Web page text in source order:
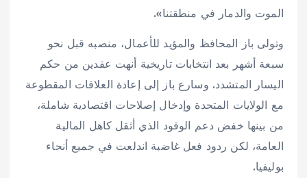
الموت والدمار في منطقتنا».
وتولى باز المحافظ والمؤيد للأعمال، منصبه قبل نحو
سبعة أشهر بعد انتخابات تاريخية أنهت عقدين من حكم
اليسار المتشدد. وسارع باز إلى إعادة العلاقات المقطوعة
مع الولايات المتحدة وإدخال إصلاحات اقتصادية شاملة،
من بينها خفض دعم الوقود الذي أثقل كاهل المالية
العامة، لكن ردود فعل غاضبة اندلعت في جميع أنحاء
بوليفيا.